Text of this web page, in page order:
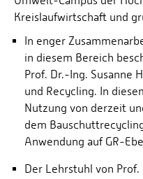
Kreislaufwirtschaft und
In enger
in diesem Bereich
Prof. Dr.-Ing. Susanne
und Recycling. In
Nutzung von derzeit
dem
Anwendung auf GR-
Der Lehrstuhl von